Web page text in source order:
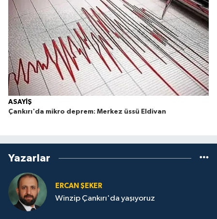
ASAYİŞ
Çankırı'da mikro deprem: Merkez üssü Eldivan
Yazarlar
ERCAN ŞEKER
Winzip Çankırı'da yaşıyoruz